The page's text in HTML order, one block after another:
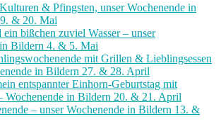
& Pfingsten, unser Wochenende in
& 20. Mai
bißchen zuviel Wasser – unser
Bildern 4. & 5. Mai
mit Grillen & Lieblingsessen
in Bildern 27. & 28. April
entspannter Einhorn-Geburtstag mit
Wochenende in Bildern 20. & 21. April
– unser Wochenende in Bildern 13. &